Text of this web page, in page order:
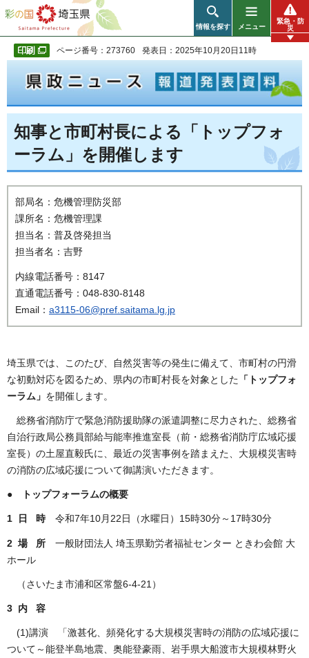
彩の国 埼玉県
情報を探す メニュー
緊急・防
災
ページ番号：273760 発表日：2025年10月20日11時
知事と市町村長による「トップフォ
ーラム」を開催します
部局名：危機管理防災部
課所名：危機管理課
担当名：普及啓発担当
担当者名：吉野
内線電話番号：8147
直通電話番号：048-830-8148
Email： a3115-06@pref.saitama.lg.jp
埼玉県では、このたび、自然災害等の発生に備えて、市町村の円滑
な初動対応を図るため、県内の市町村長を対象とした 「トップフォ
ーラム」 を開催します。
総務省消防庁で緊急消防援助隊の派遣調整に尽力された、総務省
自治行政局公務員部給与能率推進室長（前・総務省消防庁広域応援
室長）の土屋直毅氏に、最近の災害事例を踏まえた、大規模災害時
の消防の広域応援について御講演いただきます。
● トップフォーラムの概要
1 日 時 令和7年10月22日（水曜日）15時30分～17時30分
2 場 所
一般財団法人 埼玉県勤労者福祉センター ときわ会館 大
ホール
（さいたま市浦和区常盤6-4-21）
3 内 容
(1)講演 「激甚化、頻発化する大規模災害時の消防の広域応援に
ついて～能登半島地震、奥能登豪雨、岩手県大船渡市大規模林野火